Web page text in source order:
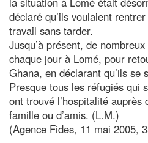
déclaré qu’ils voulaient
travail sans tarder.
Jusqu’à présent, de
chaque jour à Lomé, pour
Ghana, en déclarant qu’ils se
Presque tous les réfugiés qui
ont trouvé l’hospitalité auprès
famille ou d’amis. (L.M.)
(Agence Fides, 11 mai 2005,